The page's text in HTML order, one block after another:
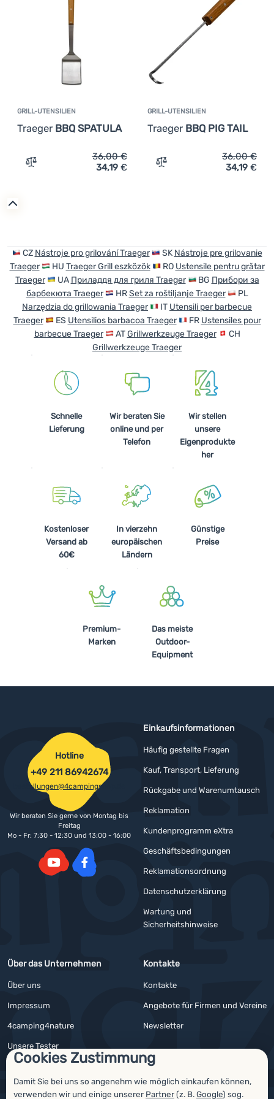
Cookies Zustimmung
Damit Sie bei uns so angenehm wie möglich einkaufen können,
verwenden wir und einige unserer Partner(z. B.Google) sog.
Ultraleichte
Marken
eXtra
Über
uns
Anmelden /
Registrieren
Wie wir Produkte einstufen
Bestseller
Höchster Rabatt
Leichteste
Überwiegende Farbe
GRILL-UTENSILIEN
Traeger BBQ SPATULA
Zum Vergleich 'Grill-Utensilien Traeger BBQ SPATULA'
36,00€
34,19 €
GRILL-UTENSILIEN
Traeger BBQ PIG TAIL
Zum Vergleich 'Grill-
36,00€
34,19 €
CZ Nástroje pro grilování Traeger SK Nástroje pre grilovanie
Traeger
HU Traeger Grill eszközök RO Ustensile pentru grătar
Traeger
UA Приладдя для гриля Traeger BG Прибори за
барбекюта Traeger
HRSet za roštiljanje Traeger
PL
Narzędzia do grillowania Traeger
IT Utensili per barbecue
Traeger
ES Utensilios barbacoa Traeger FR Ustensiles pour
barbecue Traeger
ATGrillwerkzeuge Traeger
CH
Grillwerkzeuge Traeger
Schnelle
Lieferung
Wir beraten Sie
online und per
Telefon
Wir stellen
unsere
Eigenprodukte
her
Kostenloser
Versand ab
60€
In vierzehn
europäischen
Ländern
Günstige
Preise
Premium-
Marken
Das meiste
Outdoor-
Equipment
Einkaufsinformationen
Häufig gestellte Fragen
Kauf, Transport, Lieferung
Rückgabe und Warenumtausch
Reklamation
Kundenprogramm eXtra
Geschäftsbedingungen
Reklamationsordnung
Datenschutzerklärung
Wartung und
Sicherheitshinweise
Über das Unternehmen
Über uns
Impressum
4camping4nature
Unsere Tester
Kontakte
Kontakte
Angebote für Firmen und Vereine
Newsletter
Hotline
+49 211 86942674
bestellungen@4campingshop.de
Wir beraten Sie gerne von Montag bis
Freitag
Mo - Fr: 7:30 - 12:30 und 13:00 - 16:00